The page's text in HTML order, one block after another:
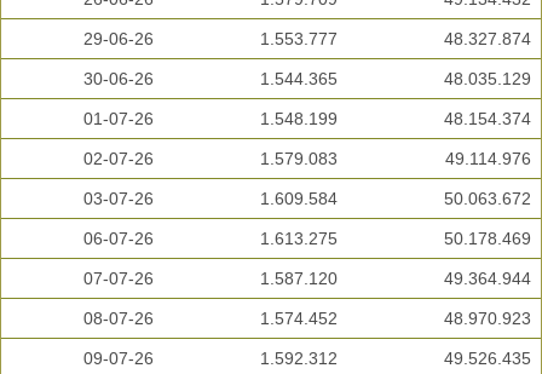
29-06-26 1.553.777 48.327.874
30-06-26 1.544.365 48.035.129
01-07-26 1.548.199 48.154.374
02-07-26 1.579.083 49.114.976
03-07-26 1.609.584 50.063.672
06-07-26 1.613.275 50.178.469
07-07-26 1.587.120 49.364.944
08-07-26 1.574.452 48.970.923
09-07-26 1.592.312 49.526.435